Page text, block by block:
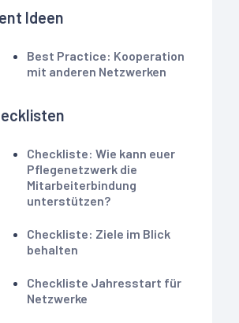
Ideen
Best Practice: Kooperation
mit anderen Netzwerken
Checkliste: Wie kann euer
Pflegenetzwerk die
Mitarbeiterbindung
unterstützen?
Checkliste: Ziele im Blick
behalten
Checkliste Jahresstart für
Netzwerke